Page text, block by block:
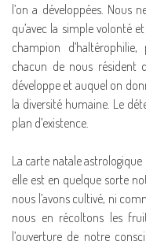
l’on a développées. Nous
qu’avec la simple volonté
champion
chacun de nous résident
développe et auquel on
la diversité humaine. Le
plan d’existence.
La carte natale
elle est en quelque sorte
nous l’avons cultivé, ni
nous en récoltons les
l’ouverture de notre